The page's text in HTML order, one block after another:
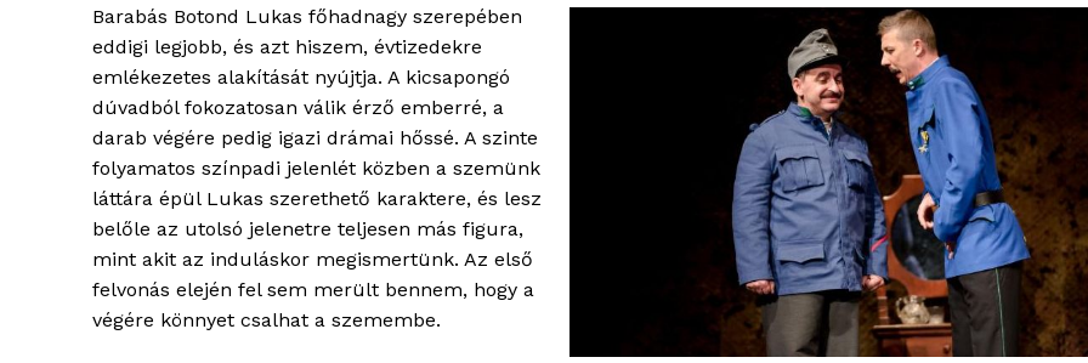
ELŐFIZETÉS
bSZ fiók
Előfizetés
Kapcsolat
Adatkezelési tájékoztató
Hirdetés
Barabás Botond Lukas főhadnagy szerepében
eddigi legjobb, és azt hiszem, évtizedekre
emlékezetes alakítását nyújtja. A kicsapongó
dúvadból fokozatosan válik érző emberré, a
darab végére pedig igazi drámai hőssé. A szinte
folyamatos színpadi jelenlét közben a szemünk
láttára épül Lukas szerethető karaktere, és lesz
belőle az utolsó jelenetre teljesen más figura,
mint akit az induláskor megismertünk. Az első
felvonás elején fel sem merült bennem, hogy a
végére könnyet csalhat a szemembe.